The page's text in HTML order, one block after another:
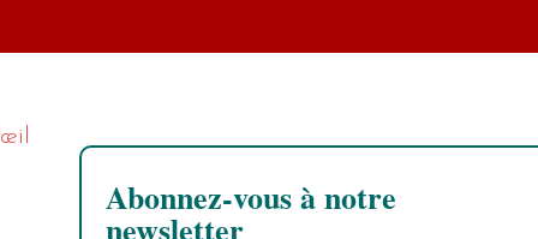
Abonnez-vous à notre
newsletter